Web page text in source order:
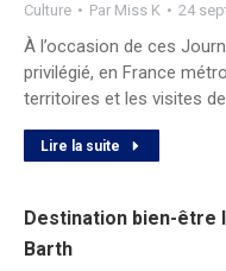
Culture Par Miss K 24
À l’occasion de ces
privilégié, en France
territoires et les visites
Lire la suite
Destination bien-être
Barth